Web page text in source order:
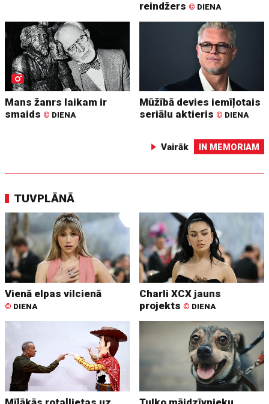
reindžers © DIENA
Mans žanrs laikam ir
smaids © DIENA
Mūžībā devies iemīļotais
seriālu aktieris © DIENA
Vairāk IN MEMORIAM
TUVPLĀNĀ
Vienā elpas vilcienā
© DIENA
Charli XCX jauns
projekts © DIENA